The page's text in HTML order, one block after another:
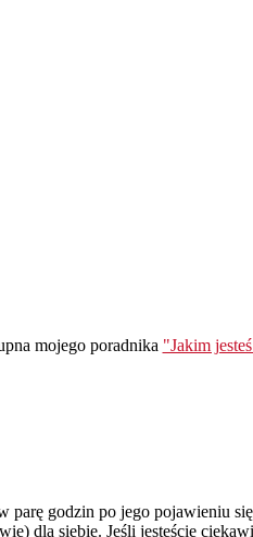
mojego poradnika "Jakim
godzin po jego pojawieniu
dla siebie. Jeśli jesteście